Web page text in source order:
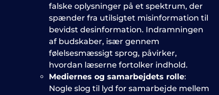
falske oplysninger på et spektrum, der
spænder fra utilsigtet misinformation til
bevidst desinformation. Indramningen
af budskaber, især gennem
følelsesmæssigt sprog, påvirker,
hvordan læserne fortolker indhold.
Mediernes og samarbejdets rolle:
Nogle slog til lyd for samarbejde mellem